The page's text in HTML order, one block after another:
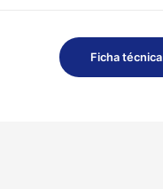
Ficha técnica